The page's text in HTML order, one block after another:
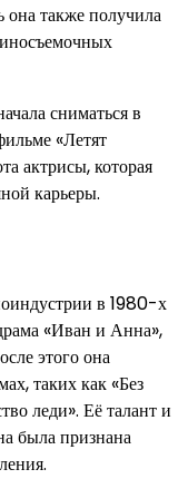
она также получила
сниматься в
«Летят
актрисы, которая
карьеры.
в 1980-х
«Иван и Анна»,
этого она
таких как «Без
леди». Её талант и
была признана